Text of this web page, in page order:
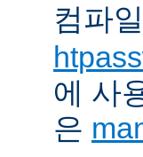
컴파
에 사
은